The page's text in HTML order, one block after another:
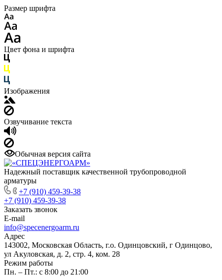
Размер шрифта
Цвет фона и шрифта
Изображения
Озвучивание текста
Обычная версия сайта
Надежный поставщик качественной трубопроводной
арматуры
+7 (910) 459-39-38
+7 (910) 459-39-38
Заказать звонок
E-mail
info@specenergoarm.ru
Адрес
143002, Московская Область, г.о. Одинцовский, г Одинцово,
ул Акуловская, д. 2, стр. 4, ком. 28
Режим работы
Пн. – Пт.: с 8:00 до 21:00